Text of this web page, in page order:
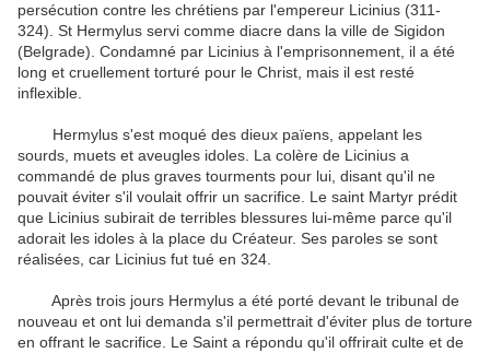
persécution contre les chrétiens par l'empereur Licinius (311-
324) St Hermylus servi comme diacre dans la ville de Sigidon
(Belgrade) Condamné par Licinius à l'emprisonnement , il a été
long et cruellement torturé pour le Christ, mais il est resté
inflexible.
Hermylus s'est moqué des dieux païens , appelant les
sourds, muets et aveugles idoles La colère de Licinius a
commandé de plus graves tourments pour lui, disant qu'il ne
pouvait éviter s'il voulait offrir un sacrifice Le saint Martyr prédit
que Licinius subirait de terribles blessures lui-même parce qu'il
adorait les idoles à la place du Créateur. Ses paroles se sont
réalisées , car Licinius fut tué en 324
Après trois jours Hermylus a été porté devant le tribunal de
nouveau et ont lui demanda s'il permettrait d'éviter plus de torture
en offrant le sacrifice. Le Saint a répondu qu'il offrirait culte et de